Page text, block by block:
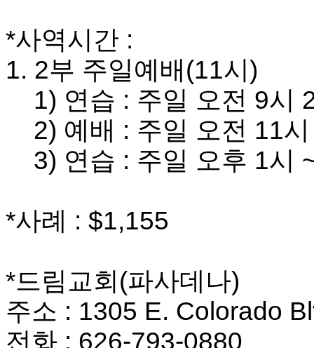
료
임
심
신
규
휴
이
트
무
료
*사역시간 :
1. 2부 주일예배(11시)
1) 연습 : 주일 오전 9시
2) 예배 : 주일 오전 11시
3) 연습 : 주일 오후 1시
*사례 : $1,155
*드림교회(파사데나)
주소 : 1305 E. Colorado
전화 : 626-793-0880